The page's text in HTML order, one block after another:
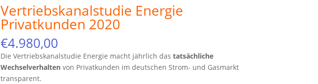
Vertriebskanalstudie Energie
Privatkunden 2020
€4.980,00
Die Vertriebskanalstudie Energie macht jährlich das tatsächliche
Wechselverhaltenvon Privatkunden im deutschen Strom- und Gasmarkt
transparent.